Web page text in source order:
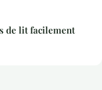
de lit facilement